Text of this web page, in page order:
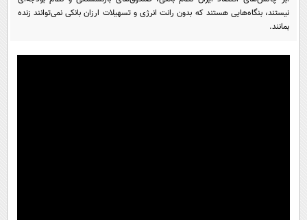
سرگرمی
گوناگون
پیامک
آشپزی
نیستند، بنگاه‌هایی هستند که بدون رانت انرژی و تسهیلات ارزان بانکی نمی‌توانند زنده
بمانند.